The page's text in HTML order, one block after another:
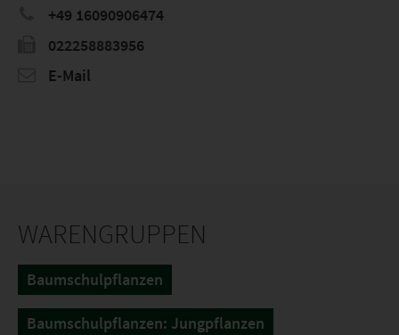
+49 16090906474
022258883956
E-Mail
WARENGRUPPEN
Baumschulpflanzen
Baumschulpflanzen: Jungpflanzen